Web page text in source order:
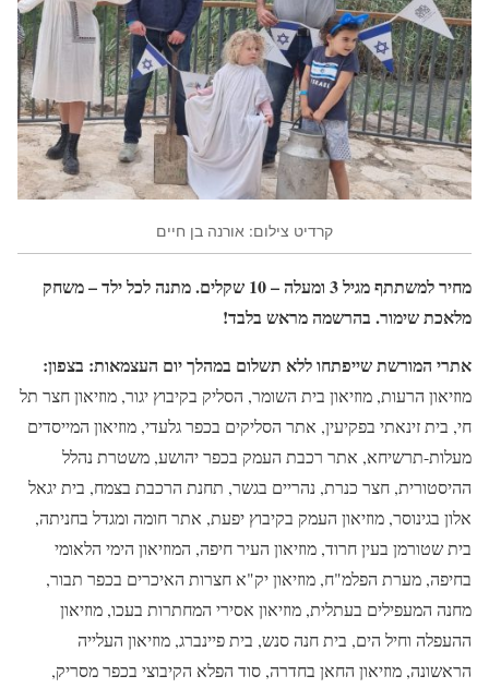
קרדיט צילום: אורנה בן חיים
מחיר למשתתף מגיל 3 ומעלה – 10 שקלים. מתנה לכל ילד – משחק
מלאכת שימור. בהרשמה מראש בלבד!
אתרי המורשת שייפתחו ללא תשלום במהלך יום העצמאות: בצפון:
מוזיאון הרעות, מוזיאון בית השומר, הסליק בקיבוץ יגור, מוזיאון חצר תל
חי, בית זינאתי בפקיעין, אתר הסליקים בכפר גלעדי, מוזיאון המייסדים
מעלות-תרשיחא, אתר רכבת העמק בכפר יהושע, משטרת נהלל
ההיסטורית, חצר כנרת, נהריים בגשר, תחנת הרכבת בצמח, בית יגאל
אלון בגינוסר, מוזיאון העמק בקיבוץ יפעת, אתר חומה ומגדל בחניתה,
בית שטורמן בעין חרוד, מוזיאון העיר חיפה, המוזיאון הימי הלאומי
בחיפה, מערת הפלמ"ח, מוזיאון יק"א חצרות האיכרים בכפר תבור,
מחנה המעפילים בעתלית, מוזיאון אסירי המחתרות בעכו, מוזיאון
ההעפלה וחיל הים, בית חנה סנש, בית פיינברג, מוזיאון העלייה
הראשונה, מוזיאון החאן בחדרה, סוד הפלא הקיבוצי בכפר מסריק,